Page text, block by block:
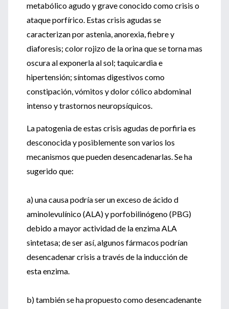
metabólico agudo y grave conocido como crisis o
ataque porfírico. Estas crisis agudas se
caracterizan por astenia, anorexia, fiebre y
diaforesis; color rojizo de la orina que se torna mas
oscura al exponerla al sol; taquicardia e
hipertensión; síntomas digestivos como
constipación, vómitos y dolor cólico abdominal
intenso y trastornos neuropsíquicos.
La patogenia de estas crisis agudas de porfiria es
desconocida y posiblemente son varios los
mecanismos que pueden desencadenarlas. Se ha
sugerido que:
a) una causa podría ser un exceso de ácido d
aminolevulínico (ALA) y porfobilinógeno (PBG)
debido a mayor actividad de la enzima ALA
sintetasa; de ser así, algunos fármacos podrían
desencadenar crisis a través de la inducción de
esta enzima.
b) también se ha propuesto como desencadenante